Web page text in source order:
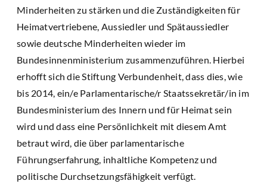
Minderheiten zu stärken und die Zuständigkeiten für
Heimatvertriebene, Aussiedler und Spätaussiedler
sowie deutsche Minderheiten wieder im
Bundesinnenministerium zusammenzuführen. Hierbei
erhofft sich die Stiftung Verbundenheit, dass dies, wie
bis 2014, ein/e Parlamentarische/r Staatssekretär/in im
Bundesministerium des Innern und für Heimat sein
wird und dass eine Persönlichkeit mit diesem Amt
betraut wird, die über parlamentarische
Führungserfahrung, inhaltliche Kompetenz und
politische Durchsetzungsfähigkeit verfügt.